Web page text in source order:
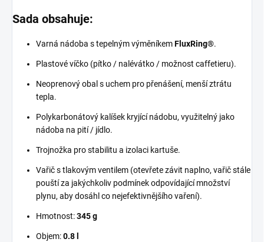
Sada obsahuje:
Varná nádoba s tepelným výměníkemFluxRing®.
Plastové víčko (pítko / nalévátko / možnost caffetieru).
Neoprenový obal s uchem pro přenášení, menší ztrátu
tepla.
Polykarbonátový kalíšek kryjící nádobu, využitelný jako
nádoba na pití / jídlo.
Trojnožka pro stabilitu a izolaci kartuše.
Vařič s tlakovým ventilem (otevřete závit naplno, vařič stále
pouští za jakýchkoliv podmínek odpovídající množství
plynu, aby dosáhl co nejefektivnějšího vaření).
Hmotnost:345g
Objem:0.8 l